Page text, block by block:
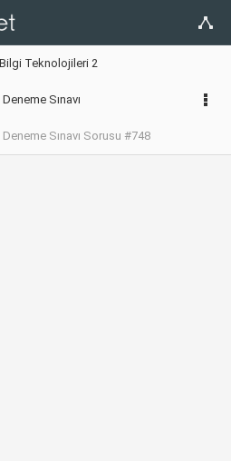
Teknolojileri 2
Sınavı
Sınavı Sorusu #748